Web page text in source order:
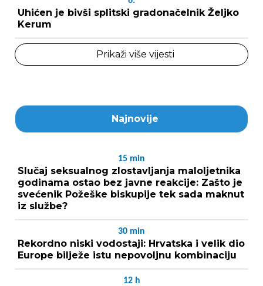
Uhićen je bivši splitski gradonačelnik Željko
Kerum
Prikaži više vijesti
Najnovije
15 min
Slučaj seksualnog zlostavljanja maloljetnika
godinama ostao bez javne reakcije: Zašto je
svećenik Požeške biskupije tek sada maknut
iz službe?
30 min
Rekordno niski vodostaji: Hrvatska i velik dio
Europe bilježe istu nepovoljnu kombinaciju
12 h